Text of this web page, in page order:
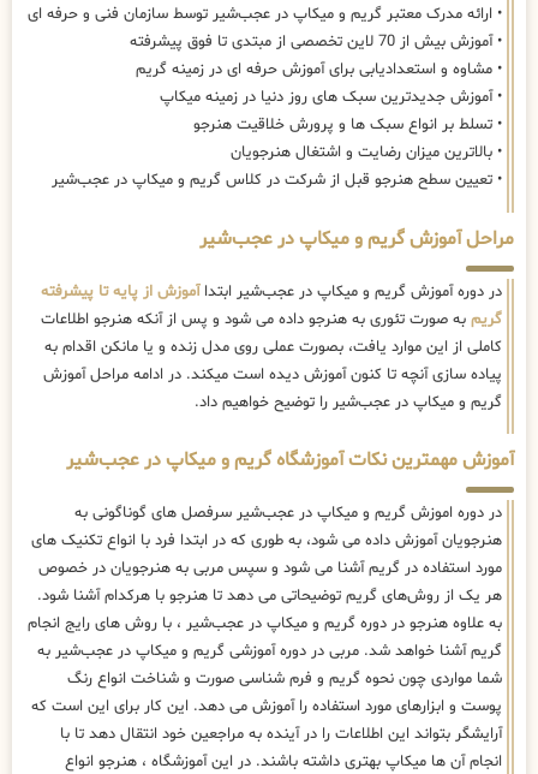
• ارائه مدرک معتبر گریم و میکاپ در عجب‌شیر توسط سازمان فنی و حرفه ای
• آموزش بیش از 70 لاین تخصصی از مبتدی تا فوق پیشرفته
• مشاوه و استعدادیابی برای آموزش حرفه ای در زمینه گریم
• آموزش جدیدترین سبک های روز دنیا در زمینه میکاپ
• تسلط بر انواع سبک ها و پرورش خلاقیت هنرجو
• بالاترین میزان رضایت و اشتغال هنرجویان
• تعیین سطح هنرجو قبل از شرکت در کلاس گریم و میکاپ در عجب‌شیر
مراحل آموزش گریم و میکاپ در عجب‌شیر
در دوره آموزش گریم و میکاپ در عجب‌شیر ابتداآموزش از پایه تا پیشرفته
گریم به صورت تئوری به هنرجو داده می شود و پس از آنکه هنرجو اطلاعات
کاملی از این موارد یافت، بصورت عملی روی مدل زنده و یا مانکن اقدام به
پیاده سازی آنچه تا کنون آموزش دیده است میکند. در ادامه مراحل آموزش
گریم و میکاپ در عجب‌شیر را توضیح خواهیم داد.
آموزش مهمترین نکات آموزشگاه گریم و میکاپ در عجب‌شیر
در دوره اموزش گریم و میکاپ در عجب‌شیر سرفصل های گوناگونی به
هنرجویان آموزش داده می شود، به طوری که در ابتدا فرد با انواع تکنیک های
مورد استفاده در گریم آشنا می شود و سپس مربی به هنرجویان در خصوص
هر یک از روش‌های گریم توضیحاتی می دهد تا هنرجو با هرکدام آشنا شود.
به علاوه هنرجو در دوره گریم و میکاپ در عجب‌شیر ، با روش های رایج انجام
گریم آشنا خواهد شد. مربی در دوره آموزشی گریم و میکاپ در عجب‌شیر به
شما مواردی چون نحوه گریم و فرم شناسی صورت و شناخت انواع رنگ
پوست و ابزارهای مورد استفاده را آموزش می دهد. این کار برای این است که
آرایشگر بتواند این اطلاعات را در آینده به مراجعین خود انتقال دهد تا با
انجام آن ها میکاپ بهتری داشته باشند. در این آموزشگاه ، هنرجو انواع